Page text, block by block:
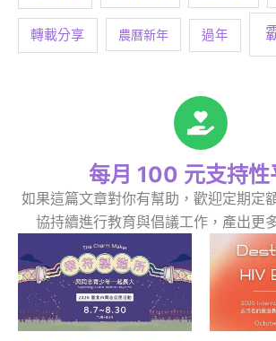
轉載分享 農曆新年 過年
每月 100 元支持性
如果這篇文章對你有幫助，歡迎定期定
協持續進行教育與倡議工作，產出更